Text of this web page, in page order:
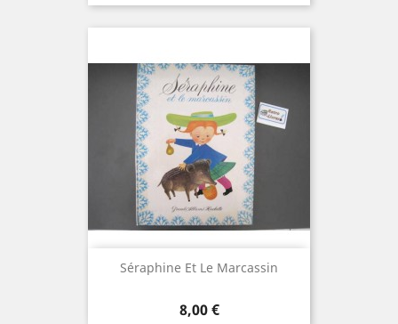
Séraphine Et Le Marcassin
Prix
8,00 €